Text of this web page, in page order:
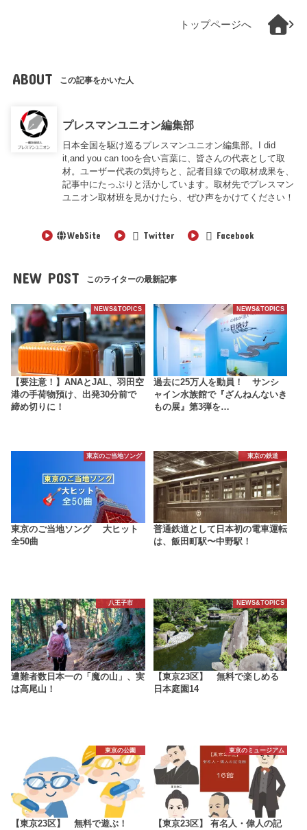
トップページへ
ABOUT この記事をかいた人
プレスマンユニオン編集部
日本全国を駆け巡るプレスマンユニオン編集部。I did
it,and you can tooを合い言葉に、皆さんの代表として取
材。ユーザー代表の気持ちと、記者目線での取材成果を、
記事中にたっぷりと活かしています。取材先でプレスマン
ユニオン取材班を見かけたら、ぜひ声をかけてください！
WebSite Twitter Facebook
NEW POST このライターの最新記事
NEWS&TOPICS
【要注意！】ANAとJAL、羽田空
港の手荷物預け、出発30分前で
締め切りに！
NEWS&TOPICS
過去に25万人を動員！ サンシ
ャイン水族館で『ざんねんないき
もの展』第3弾を…
東京のご当地ソング
東京のご当地ソング 大ヒット
全50曲
東京の鉄道
普通鉄道として日本初の電車運転
は、飯田町駅〜中野駅！
八王子市
遭難者数日本一の「魔の山」、実
は高尾山！
NEWS&TOPICS
【東京23区】 無料で楽しめる
日本庭園14
東京の公園
【東京23区】 無料で遊ぶ！
東京のミュージアム
【東京23区】 有名人・偉人の記